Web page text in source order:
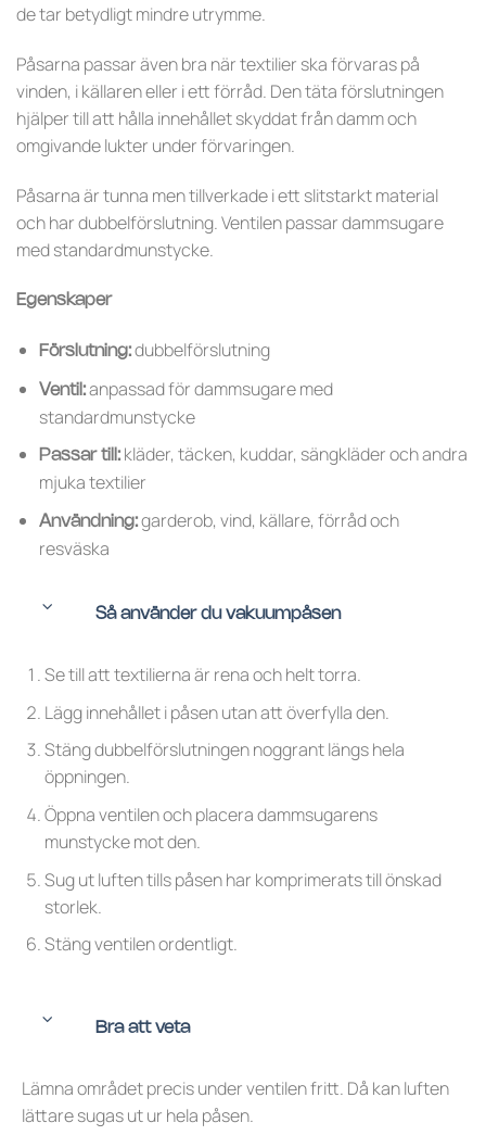
de tar betydligt mindre utrymme.
Påsarna passar även bra när textilier ska förvaras på
vinden, i källaren eller i ett förråd. Den täta förslutningen
hjälper till att hålla innehållet skyddat från damm och
omgivande lukter under förvaringen.
Påsarna är tunna men tillverkade i ett slitstarkt material
och har dubbelförslutning. Ventilen passar dammsugare
med standardmunstycke.
Egenskaper
Förslutning:dubbelförslutning
Ventil:anpassad för dammsugare med
standardmunstycke
Passar till:kläder, täcken, kuddar, sängkläder och andra
mjuka textilier
Användning:garderob, vind, källare, förråd och
resväska
Så använder du vakuumpåsen
Se till att textilierna är rena och helt torra.
Lägg innehållet i påsen utan att överfylla den.
Stäng dubbelförslutningen noggrant längs hela
öppningen.
Öppna ventilen och placera dammsugarens
munstycke mot den.
Sug ut luften tills påsen har komprimerats till önskad
storlek.
Stäng ventilen ordentligt.
Bra att veta
Lämna området precis under ventilen fritt. Då kan luften
lättare sugas ut ur hela påsen.